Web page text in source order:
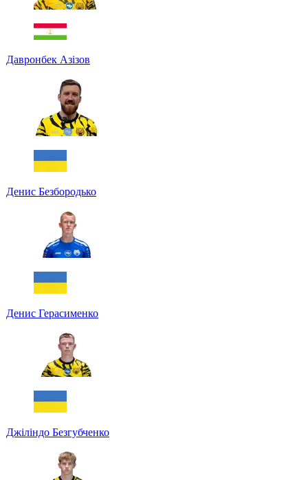
Давронбек Азізов
Денис Безбородько
Денис Герасименко
Джіліндо Безгубченко